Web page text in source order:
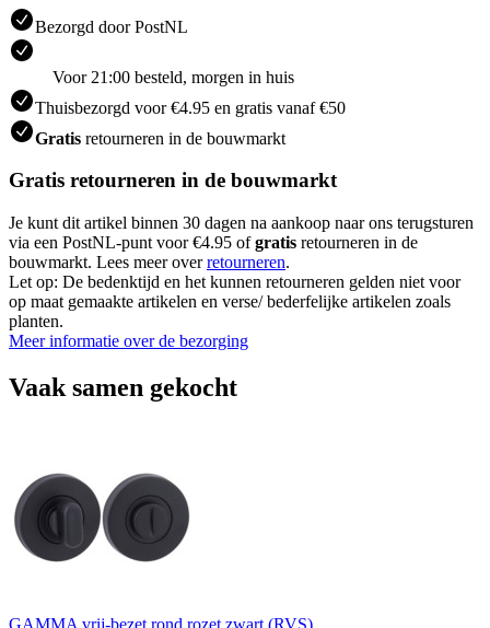
Bezorgd door PostNL
Voor 21:00 besteld, morgen in huis
Thuisbezorgd voor €4.95 en gratis vanaf €50
Gratis retourneren in de bouwmarkt
Gratis retourneren in de bouwmarkt
Je kunt dit artikel binnen 30 dagen na aankoop naar ons terugsturen
via een PostNL-punt voor €4.95 ofgratis retourneren in de
bouwmarkt. Lees meer overretourneren.
Let op: De bedenktijd en het kunnen retourneren gelden niet voor
op maat gemaakte artikelen en verse/ bederfelijke artikelen zoals
planten.
Meer informatie over de bezorging
Vaak samen gekocht
GAMMA vrij-bezet rond rozet zwart (RVS)